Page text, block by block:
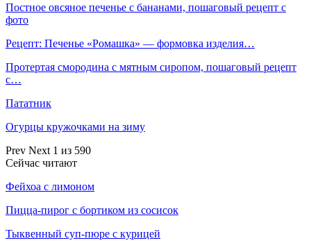
Постное овсяное печенье с бананами, пошаговый рецепт с
фото
Рецепт: Печенье «Ромашка» — формовка изделия…
Протертая смородина с мятным сиропом, пошаговый рецепт
с…
Пататник
Огурцы кружочками на зиму
Prev Next 1 из 590
Сейчас читают
Фейхоа с лимоном
Пицца-пирог с бортиком из сосисок
Тыквенный суп-пюре с курицей